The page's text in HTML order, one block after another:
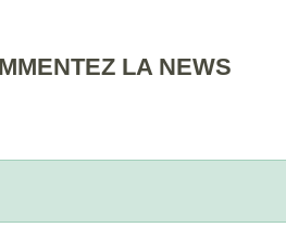
LA NEWS